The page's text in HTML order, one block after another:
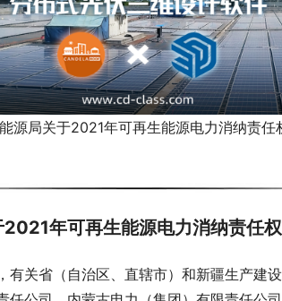
源局关于2021年可再生能源电力消纳责
2021年可再生能源电力消纳责任
有关省（自治区、直辖市）和新疆生产建